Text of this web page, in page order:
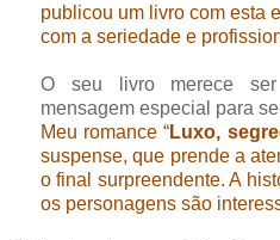
publicou um livro com esta
com a seriedade e
O seu livro merece
mensagem especial para
Meu romance “Luxo,
suspense, que prende a
o final surpreendente. A
os personagens são